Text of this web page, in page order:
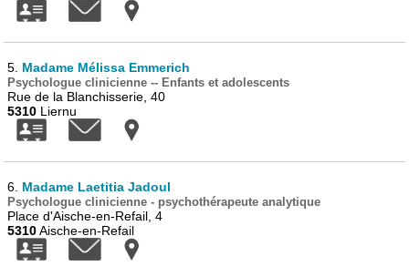
5. Madame Mélissa Emmerich
Psychologue clinicienne -- Enfants et adolescents
Rue de la Blanchisserie, 40
5310 Liernu
6. Madame Laetitia Jadoul
Psychologue clinicienne - psychothérapeute analytique
Place d'Aische-en-Refail, 4
5310Aische-en-Refail